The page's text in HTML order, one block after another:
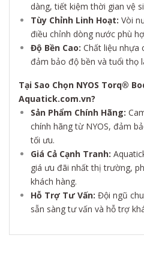
dàng, tiết kiệm thời gian vệ
Tùy Chỉnh Linh Hoạt: Vòi
điều chỉnh dòng nước phù
Độ Bền Cao: Chất liệu nhựa
đảm bảo độ bền và tuổi thọ
Tại Sao Chọn NYOS Torq®
Aquatick.com.vn?
Sản Phẩm Chính Hãng:
chính hãng từ NYOS, đảm
tối ưu.
Giá Cả Cạnh Tranh:
giá ưu đãi nhất thị trường,
khách hàng.
Hỗ Trợ Tư Vấn: Đội ngũ
sẵn sàng tư vấn và hỗ trợ